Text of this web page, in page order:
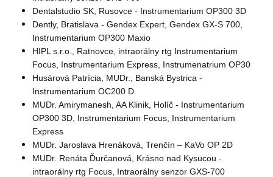
Dentalstudio SK, Rusovce - Instrumentarium OP300 3D
Dently, Bratislava - Gendex Expert, Gendex GX-S 700,
Instrumentarium OP300 Maxio
HIPL s.r.o., Ratnovce, intraorálny rtg Instrumentarium
Focus, Instrumentarium Express, Instrumenatrium OP30
Husárová Patrícia, MUDr., Banská Bystrica -
Instrumentarium OC200 D
MUDr. Amirymanesh, AA Klinik, Holíč - Instrumentarium
OP300 3D, Instrumentarium Focus, Instrumentarium
Express
MUDr. Jaroslava Hrenáková, Trenčín – KaVo OP 2D
MUDr. Renáta Ďurčanová, Krásno nad Kysucou -
intraorálny rtg Focus, Intraorálny senzor GXS-700